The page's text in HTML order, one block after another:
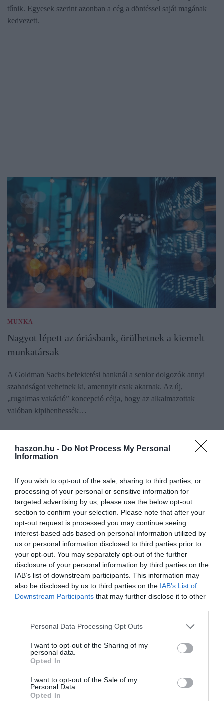
haszon.hu - Do Not Process My Personal
Information
If you wish to opt-out of the sale, sharing to third parties, or
processing of your personal or sensitive information for
targeted advertising by us, please use the below opt-out
section to confirm your selection. Please note that after your
opt-out request is processed you may continue seeing
interest-based ads based on personal information utilized by
us or personal information disclosed to third parties prior to
your opt-out. You may separately opt-out of the further
disclosure of your personal information by third parties on the
IAB’s list of downstream participants. This information may
also be disclosed by us to third parties on the IAB’s List of
Downstream Participants that may further disclose it to other
Please note that this website/app uses one or more Google
not limited to your visit or usage behaviour. You may click to
grant or deny consent to Google and its third-party tags to
use your data for below specified purposes in below Google
consent section.
Personal Data Processing Opt Outs
I want to opt-out of the Sharing of my
personal data.
Opted In
I want to opt-out of the Sale of my
Personal Data.
Opted In
tűnik. Egyesek szerint azonban a cég a döntéssel saját magának
kedvezett.
MUNKA
Nagyot lépett az óriásbank, örülhetnek a kiemelt
munkatársak
A Goldman Sachs befektetési banknál a senior dolgozók annyi
szabadságot vehetnek ki, amennyit csak akarnak. Az új,
„rugalmas vakáció” koncepció célja, hogy az alkalmazottak
valóban kipihenhessék…